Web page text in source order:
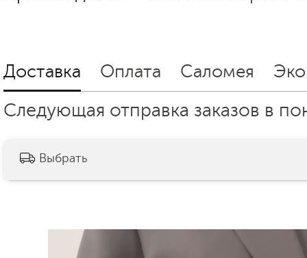
Доставка Оплата Саломея
Следующая отправка заказов в
Выбрать